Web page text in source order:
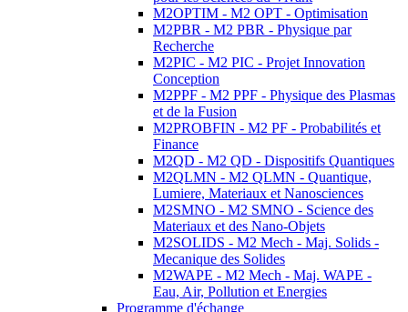
M2OPTIM - M2 OPT - Optimisation
M2PBR - M2 PBR - Physique par
Recherche
M2PIC - M2 PIC - Projet Innovation
Conception
M2PPF - M2 PPF - Physique des Plasmas
et de la Fusion
M2PROBFIN - M2 PF - Probabilités et
Finance
M2QD - M2 QD - Dispositifs Quantiques
M2QLMN - M2 QLMN - Quantique,
Lumiere, Materiaux et Nanosciences
M2SMNO - M2 SMNO - Science des
Materiaux et des Nano-Objets
M2SOLIDS - M2 Mech - Maj. Solids -
Mecanique des Solides
M2WAPE - M2 Mech - Maj. WAPE -
Eau, Air, Pollution et Energies
Programme d'échange